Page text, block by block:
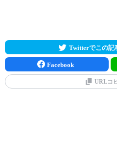
Twitterでこの記
Facebook
URLコ